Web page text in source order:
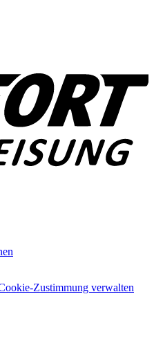
Zustimmung verwalten